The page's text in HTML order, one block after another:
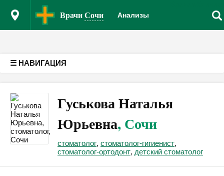
ВрачиСочи Анализы
☰ НАВИГАЦИЯ
Гуськова Наталья
Юрьевна, Сочи
стоматолог, стоматолог-гигиенист,
стоматолог-ортодонт, детский стоматолог